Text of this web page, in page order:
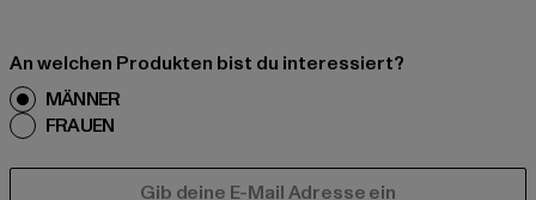
An welchen Produkten bist du interessiert?
MÄNNER
FRAUEN